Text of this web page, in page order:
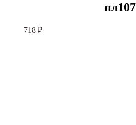
пл107
718 ₽